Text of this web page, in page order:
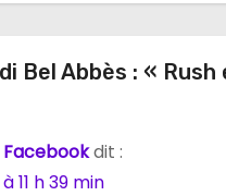
Bel Abbès : «
dit :
11 h 39 min